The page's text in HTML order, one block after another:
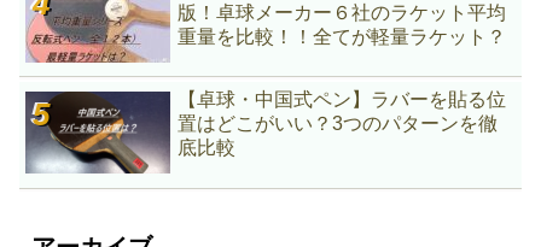
版！卓球メーカー６社のラケット平均
重量を比較！！全てが軽量ラケット？
【卓球・中国式ペン】ラバーを貼る位
置はどこがいい？3つのパターンを徹
底比較